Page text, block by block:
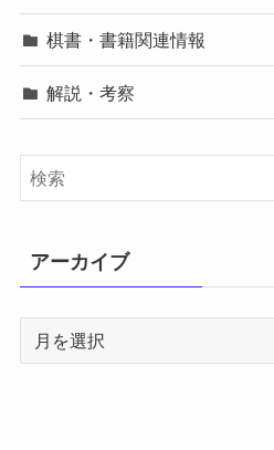
棋書・書籍関連情報
解説・考察
アーカイブ